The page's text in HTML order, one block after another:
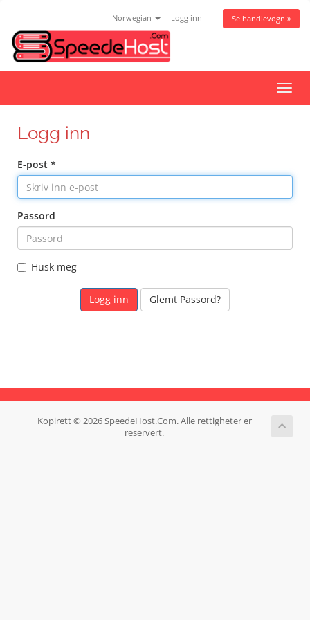
Norwegian Logg inn Se handlevogn »
Bytt
Logg inn
E-post *
Passord
Husk meg
Glemt Passord?
Kopirett © 2026 SpeedeHost.Com. Alle rettigheter er
reservert.